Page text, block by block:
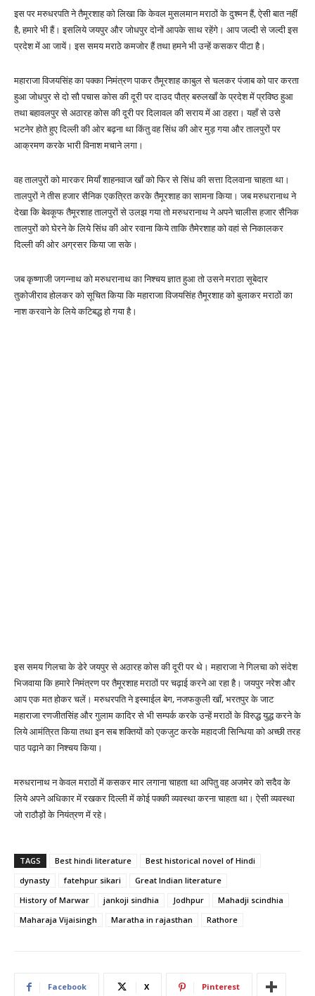
इस पर मरुधरपति ने तैमूरशाह को लिखा कि केवल मुसलमान मराठों के दुश्मन हैं, ऐसी बात नहीं
है, हमारे भी हैं। इसलिये जयपुर और जोधपुर दोनों आपके साथ रहेंगे। आप जल्दी से जल्दी इस
प्रदेश में आ जायें। इस समय मराठे कमजोर हैं तथा हमने भी उन्हें कसकर पीटा है।
महाराजा विजयसिंह का पक्का निमंत्रण पाकर तैमूरशाह काबुल से चलकर पंजाब को पार करता
हुआ जोधपुर से दो सौ पचास कोस की दूरी पर दाउद पौत्र बरुलखाँ के प्रदेश में प्रविष्ठ हुआ
तथा बहावलपुर से अठारह कोस की दूरी पर दिलावल की सराय में आ ठहरा। यहाँ से उसे
भटनेर होते हुए दिल्ली की ओर बढ़ना था किंतु वह सिंध की ओर मुड़ गया और तालपुरों पर
आक्रमण करके भारी विनाश मचाने लगा।
वह तालपुरों को मारकर मियाँ शाहनवाज खाँ को फिर से सिंध की सत्ता दिलवाना चाहता था।
तालपुरों ने तीस हजार सैनिक एकत्रित करके तैमूरशाह का सामना किया। जब मरुधरानाथ ने
देखा कि बेवकूफ तैमूरशाह तालपुरों से उलझ गया तो मरुधरानाथ ने अपने चालीस हजार सैनिक
तालपुरों को घेरने के लिये सिंध की ओर रवाना किये ताकि तैमेरशाह को वहां से निकालकर
दिल्ली की ओर अग्रसर किया जा सके।
जब कृष्णाजी जगन्नाथ को मरुधरानाथ का निश्चय ज्ञात हुआ तो उसने मराठा सूबेदार
तुकोजीराव होलकर को सूचित किया कि महाराजा विजयसिंह तैमूरशाह को बुलाकर मराठों का
नाश करवाने के लिये कटिबद्ध हो गया है।
इस समय गिलचा के डेरे जयपुर से अठारह कोस की दूरी पर थे। महाराजा ने गिलचा को संदेश
भिजवाया कि हमारे निमंत्रण पर तैमूरशाह मराठों पर चढ़ाई करने आ रहा है। जयपुर नरेश और
आप एक मत होकर चलें। मरुधरपति ने इस्माईल बेग, नजफकुली खाँ, भरतपुर के जाट
महाराजा रणजीतसिंह और गुलाम कादिर से भी सम्पर्क करके उन्हें मराठों के विरुद्ध युद्ध करने के
लिये आमंत्रित किया तथा इन सब शक्तियों को एकजुट करके महादजी सिन्धिया को अच्छी तरह
पाठ पढ़ाने का निश्चय किया।
मरुधरानाथ न केवल मराठों में कसकर मार लगाना चाहता था अपितु वह अजमेर को सदैव के
लिये अपने अधिकार में रखकर दिल्ली में कोई पक्की व्यवस्था करना चाहता था। ऐसी व्यवस्था
जो राठौड़ों के नियंत्रण में रहे।
TAGS Best hindi literature
Best historical novel of Hindi
dynasty
fatehpur sikari
Great Indian literature
History of Marwar
jankoji sindhia Jodhpur
Mahadji scindhia
Maharaja Vijaisingh
Maratha in rajasthan Rathore
Facebook X Pinterest